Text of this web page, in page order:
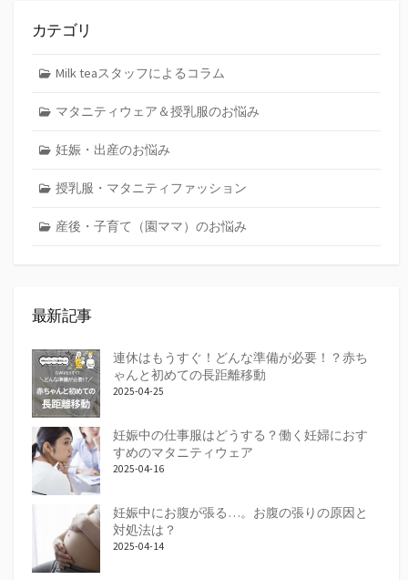
カテゴリ
Milk teaスタッフによるコラム
マタニティウェア＆授乳服のお悩み
妊娠・出産のお悩み
授乳服・マタニティファッション
産後・子育て（園ママ）のお悩み
最新記事
連休はもうすぐ！どんな準備が必要！？赤ち
ゃんと初めての長距離移動
2025-04-25
妊娠中の仕事服はどうする？働く妊婦におす
すめのマタニティウェア
2025-04-16
妊娠中にお腹が張る…。お腹の張りの原因と
対処法は？
2025-04-14